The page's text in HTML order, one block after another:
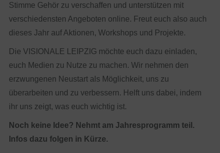
Stimme Gehör zu verschaffen und unterstützen mit
verschiedensten Angeboten online. Freut euch also auch
dieses Jahr auf Aktionen, Workshops und Projekte.
Die VISIONALE LEIPZIG möchte euch dazu einladen,
euch Medien zu Nutze zu machen. Wir nehmen den
erzwungenen Neustart als Möglichkeit, uns zu
überarbeiten und zu verbessern. Helft uns dabei, indem
ihr uns zeigt, was euch wichtig ist.
Noch keine Idee? Nehmt am Jahresprogramm teil.
Infos dazu folgen in Kürze.